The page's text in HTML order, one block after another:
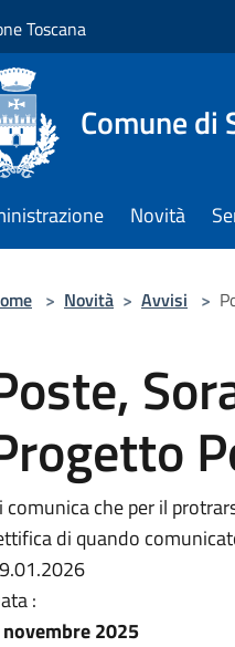
Toscana
Comune di
Novità
> Novità > Avvisi >
comunica che per il
di quando
:
2025